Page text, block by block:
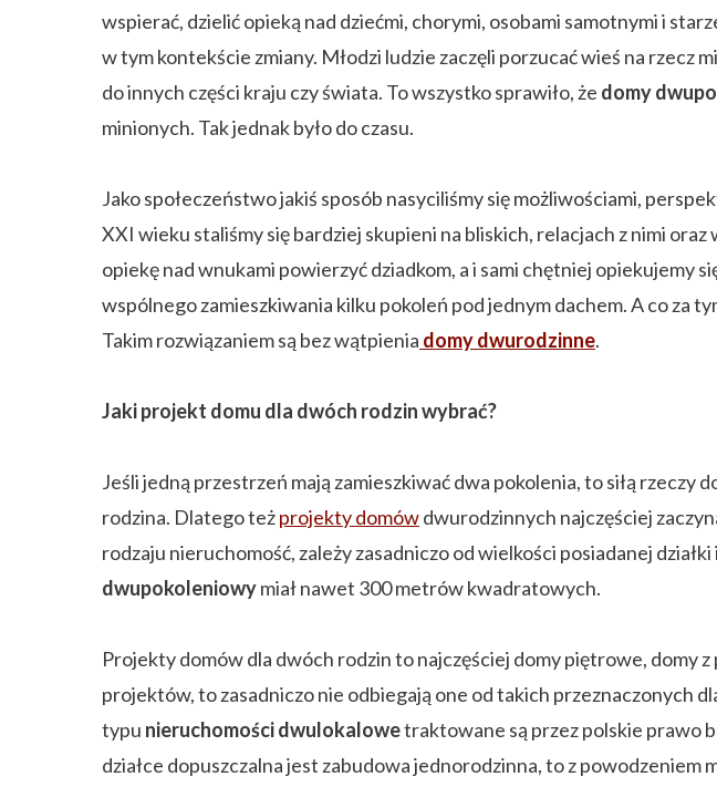
wspierać, dzielić opieką nad dziećmi, chorymi, osobami samotnymi i
w tym kontekście zmiany. Młodzi ludzie zaczęli porzucać wieś na rzecz
do innych części kraju czy świata. To wszystko sprawiło, że domy
minionych. Tak jednak było do czasu.
Jako społeczeństwo jakiś sposób nasyciliśmy się możliwościami,
XXI wieku staliśmy się bardziej skupieni na bliskich, relacjach z nimi
opiekę nad wnukami powierzyć dziadkom, a i sami chętniej opiekujemy
wspólnego zamieszkiwania kilku pokoleń pod jednym dachem. A co za
Takim rozwiązaniem są bez wątpienia domy dwurodzinne.
Jaki projekt domu dla dwóch rodzin wybrać?
Jeśli jedną przestrzeń mają zamieszkiwać dwa pokolenia, to siłą rzeczy
rodzina. Dlatego teżprojekty domówdwurodzinnych najczęściej
rodzaju nieruchomość, zależy zasadniczo od wielkości posiadanej
dwupokoleniowymiał nawet 300 metrów kwadratowych.
Projekty domów dla dwóch rodzin to najczęściej domy piętrowe, domy
projektów, to zasadniczo nie odbiegają one od takich przeznaczonych
typu nieruchomości dwulokalowetraktowane są przez polskie prawo
działce dopuszczalna jest zabudowa jednorodzinna, to z